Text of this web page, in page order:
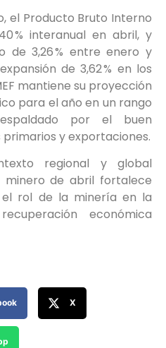
el Producto Bruto Interno
% interanual en abril, y
de 3,26 % entre enero y
de 3,62 % en los
mantiene su proyección
para el año en un rango
por el buen
y exportaciones.
regional y global
minero de abril fortalece
rol de la minería en la
económica
X